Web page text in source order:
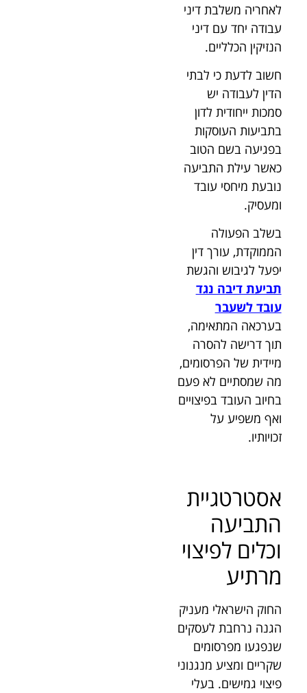
לאחריה משלבת דיני
עבודה יחד עם דיני
הנזיקין הכלליים.
חשוב לדעת כי לבתי
הדין לעבודה יש
סמכות ייחודית לדון
בתביעות העוסקות
בפגיעה בשם הטוב
כאשר עילת התביעה
נובעת מיחסי עובד
ומעסיק.
בשלב הפעולה
הממוקדת, עורך דין
יפעל לגיבוש והגשת
תביעת דיבה נגד
עובד לשעבר
בערכאה המתאימה,
תוך דרישה להסרה
מיידית של הפרסומים,
מה שמסתיים לא פעם
בחיוב העובד בפיצויים
ואף משפיע על
זכויותיו.
אסטרטגיית
התביעה
וכלים לפיצוי
מרתיע
החוק הישראלי מעניק
הגנה נרחבת לעסקים
שנפגעו מפרסומים
שקריים ומציע מנגנוני
פיצוי גמישים. בעלי